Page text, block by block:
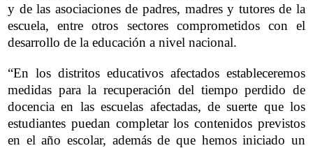
y de las asociaciones de padres, madres y tutores de la
escuela, entre otros sectores comprometidos con el
desarrollo de la educación a nivel nacional.
“En los distritos educativos afectados estableceremos
medidas para la recuperación del tiempo perdido de
docencia en las escuelas afectadas, de suerte que los
estudiantes puedan completar los contenidos previstos
en el año escolar, además de que hemos iniciado un